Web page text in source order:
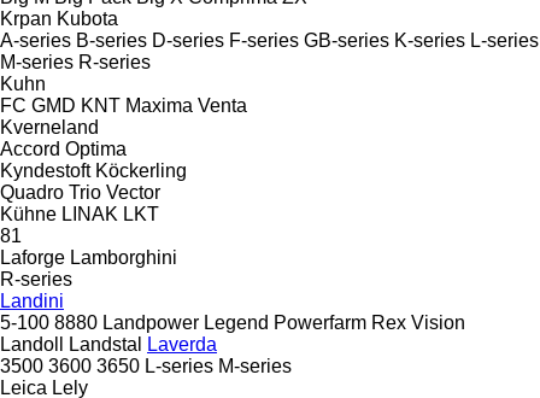
Krpan Kubota
A-series B-series D-series F-series GB-series K-series L-series
M-series R-series
Kuhn
FC GMD KNT Maxima Venta
Kverneland
Accord Optima
Kyndestoft Köckerling
Quadro Trio Vector
Kühne LINAK LKT
81
Laforge Lamborghini
R-series
Landini
5-100 8880 Landpower Legend Powerfarm Rex Vision
Landoll
Landstal
Laverda
3500 3600 3650 L-series M-series
Leica Lely